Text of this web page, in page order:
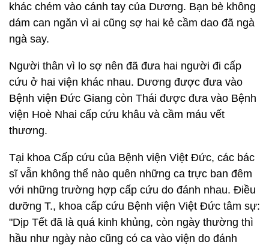
khác chém vào cánh tay của Dương. Bạn bè không
dám can ngăn vì ai cũng sợ hai kẻ cầm dao đã ngà
ngà say.
Người thân vì lo sợ nên đã đưa hai người đi cấp
cứu ở hai viện khác nhau. Dương được đưa vào
Bệnh viện Đức Giang còn Thái được đưa vào Bệnh
viện Hoè Nhai cấp cứu khâu và cầm máu vết
thương.
Tại khoa Cấp cứu của Bệnh viện Việt Đức, các bác
sĩ vẫn không thể nào quên những ca trực ban đêm
với những trường hợp cấp cứu do đánh nhau. Điều
dưỡng T., khoa cấp cứu Bệnh viện Việt Đức tâm sự:
"Dịp Tết đã là quá kinh khủng, còn ngày thường thì
hầu như ngày nào cũng có ca vào viện do đánh